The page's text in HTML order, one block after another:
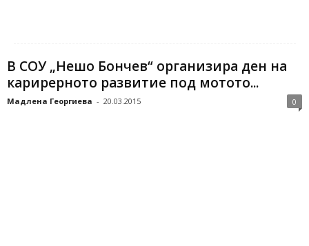
В СОУ „Нешо Бончев“ организира ден на
карирерното развитие под мотото...
Мадлена Георгиева - 20.03.2015 0